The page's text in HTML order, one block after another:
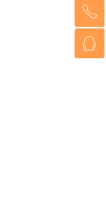
回到顶部
ꂅ
021-32258827
ꁗ